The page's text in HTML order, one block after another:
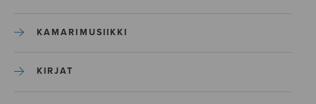
KAMARIMUSIIKKI
KIRJAT